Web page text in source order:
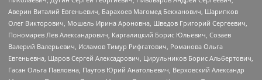
Аверин Виталий Евгеньевич, Барахоев Магомед Бекханович, Шарипков
Олег Викторович, Мошель Ирина Ароновна, Шведов Григорий Сергеевич,
Пономарев Лев Александрович, Каргалицкий Борис Юльевич, Созаев
Валерий Валерьевич, Исламов Тимур Рифгатович, Романова Ольга
Евгеньевна, Щаров Сергей Алексадрович, Цирульников Борис Альбертович,
Гасан Ольга Павловна, Паутов Юрий Анатольевич, Верховский Александр